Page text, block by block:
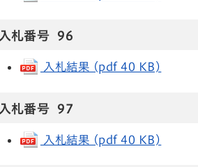
入札番号 96
入札結果 (pdf 40 KB)
入札番号 97
入札結果 (pdf 40 KB)